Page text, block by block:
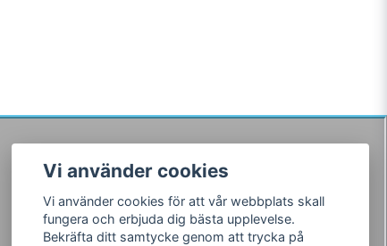
Följ oss
Facebook
Instagram
Vi använder cookies
Vi använder cookies för att vår webbplats skall
fungera och erbjuda dig bästa upplevelse.
Bekräfta ditt samtycke genom att trycka på